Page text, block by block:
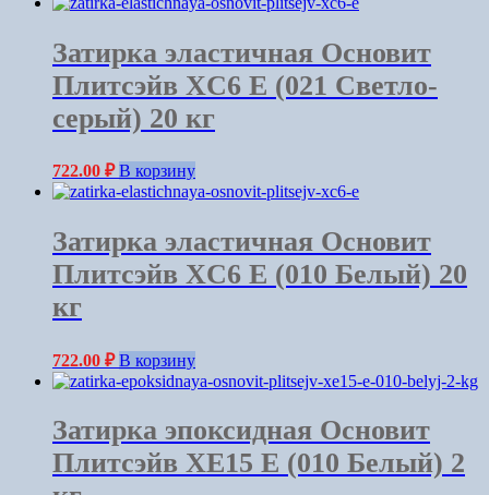
Затирка эластичная Основит
Плитсэйв XC6 E (021 Светло-
серый) 20 кг
722.00 ₽ В корзину
Затирка эластичная Основит
Плитсэйв XC6 E (010 Белый) 20
кг
722.00 ₽ В корзину
Затирка эпоксидная Основит
Плитсэйв XE15 Е (010 Белый) 2